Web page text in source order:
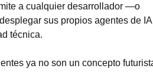
a cualquier desarrollador —o
sus propios agentes de IA
técnica.
ya no son un concepto